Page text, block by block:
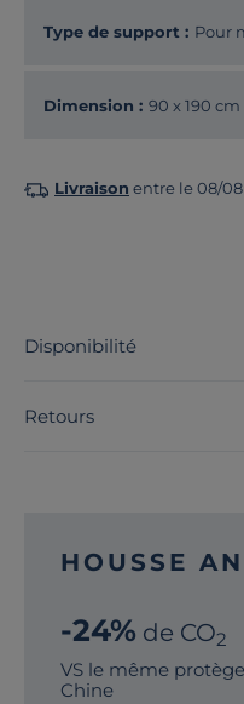
Type de support : Pour
Dimension : 90 x 190 cm
Livraison entre le 08/08
Disponibilité
Retours
HOUSSE
-24% de CO2
VS le même
Chine